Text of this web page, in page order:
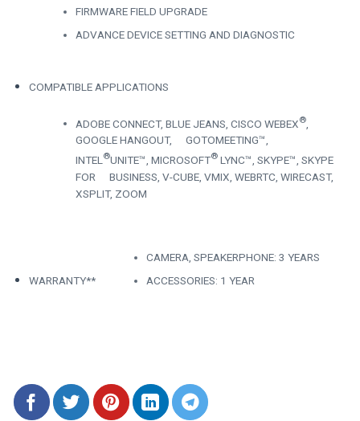
FIRMWARE FIELD UPGRADE
ADVANCE DEVICE SETTING AND DIAGNOSTIC
COMPATIBLE APPLICATIONS
ADOBE CONNECT, BLUE JEANS, CISCO WEBEX®
GOOGLE HANGOUT, GOTOMEETING™,
INTEL ®UNITE™, MICROSOFT® LYNC™, SKYPE™, SKYPE
FOR BUSINESS, V-CUBE, VMIX, WEBRTC, WIRECAST,
XSPLIT, ZOOM
WARRANTY**
CAMERA, SPEAKERPHONE: 3 YEARS
ACCESSORIES: 1 YEAR